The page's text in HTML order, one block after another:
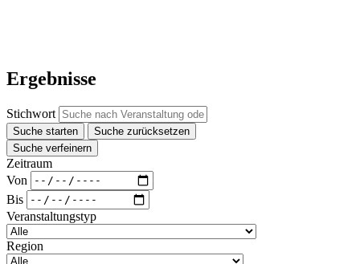
Ergebnisse
Stichwort
Suche starten
Suche zurücksetzen
Suche verfeinern
Zeitraum
Von
Bis
Veranstaltungstyp
Region